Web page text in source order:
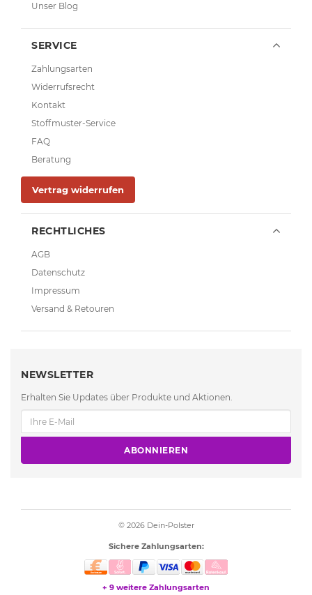
Unser Blog
SERVICE
Zahlungsarten
Widerrufsrecht
Kontakt
Stoffmuster-Service
FAQ
Beratung
Vertrag widerrufen
RECHTLICHES
AGB
Datenschutz
Impressum
Versand & Retouren
NEWSLETTER
Erhalten Sie Updates über Produkte und Aktionen.
ABONNIEREN
© 2026 Dein-Polster
Sichere Zahlungsarten:
+ 9 weitere Zahlungsarten